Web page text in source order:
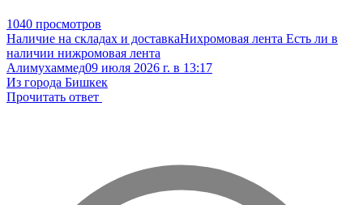
1040 просмотров
Наличие на складах и доставкаНихромовая лента Есть ли в
наличии нижромовая лента
Алимухаммед09 июля 2026 г. в 13:17
Из города Бишкек
Прочитать ответ